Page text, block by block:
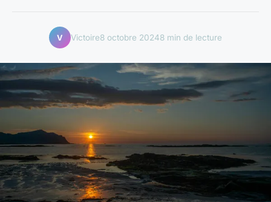
V Victoire8 octobre 20248 min de lecture